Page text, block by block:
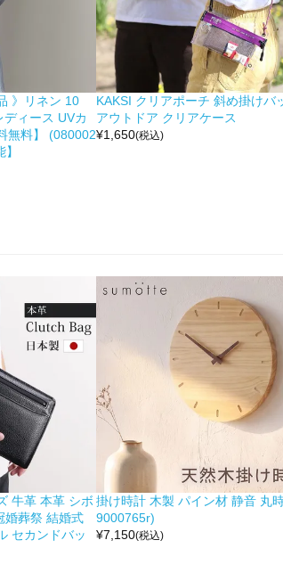
》リネン 10
ィース UVカ
無料】 (080002
KAKSI クリアポーチ 斜め掛けバ
アウトドア クリアケース
¥1,650(税込)
牛革 本革 シボ
婚葬祭 結婚式
セカンドバッ
掛け時計 木製 パイン材 静音 丸
9000765r)
¥7,150(税込)